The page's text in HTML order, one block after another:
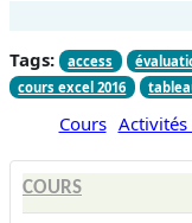
Tags: access
cours excel 2016
Cours Activités
COURS